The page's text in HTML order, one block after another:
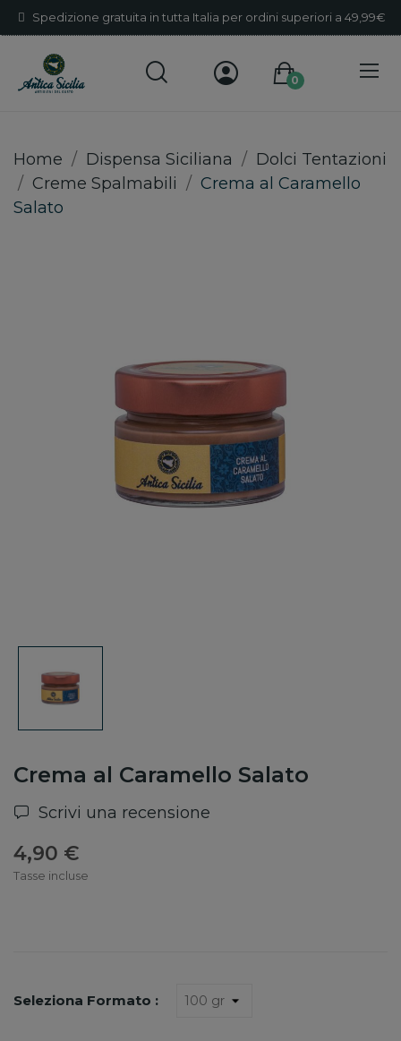
Spedizione gratuita in tutta Italia per ordini superiori a 49,99€
0
Home Dispensa Siciliana
Dolci Tentazioni
Creme Spalmabili
Crema al Caramello
Salato
Crema al Caramello Salato
Scrivi una recensione
4,90 €
Tasse incluse
Seleziona Formato :